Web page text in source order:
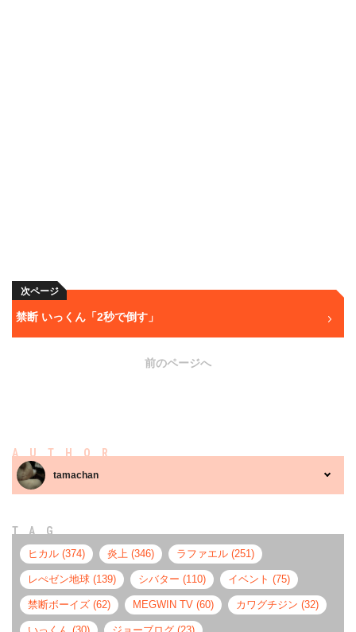
次ページ
禁断 いっくん「2秒で倒す」
前のページへ
AUTHOR
tamachan
TAG
ヒカル (374) 炎上 (346) ラファエル (251)
レぺゼン地球 (139) シバター (110) イベント (75)
禁断ボーイズ (62) MEGWIN TV (60) カワグチジン (32)